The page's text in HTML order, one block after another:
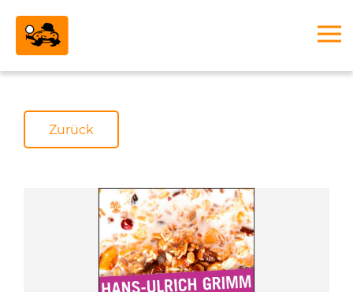
Zurück